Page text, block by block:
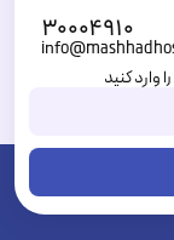
۳۰۰۰۴۹۱۰
وارد کنید